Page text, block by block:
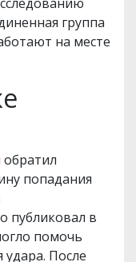
группа
на месте
обратил
попадания
публиковал в
помочь
После